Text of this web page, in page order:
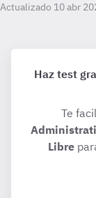
Actualizado 10 abr
Haz test
Te
Libre